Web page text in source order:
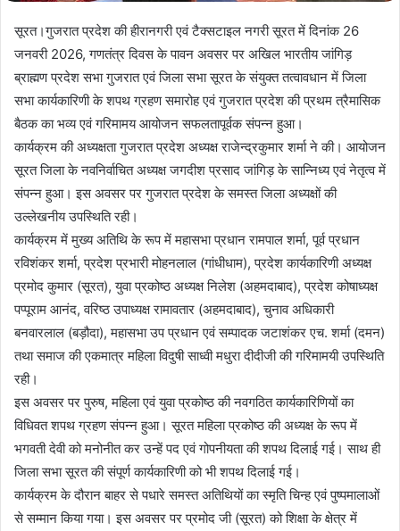
सूरत।गुजरात प्रदेश की हीरानगरी एवं टैक्सटाइल नगरी सूरत में दिनांक 26
जनवरी 2026, गणतंत्र दिवस के पावन अवसर पर अखिल भारतीय जांगिड़
ब्राह्मण प्रदेश सभा गुजरात एवं जिला सभा सूरत के संयुक्त तत्वावधान में जिला
सभा कार्यकारिणी के शपथ ग्रहण समारोह एवं गुजरात प्रदेश की प्रथम त्रैमासिक
बैठक का भव्य एवं गरिमामय आयोजन सफलतापूर्वक संपन्न हुआ।
कार्यक्रम की अध्यक्षता गुजरात प्रदेश अध्यक्ष राजेन्द्रकुमार शर्मा ने की। आयोजन
सूरत जिला के नवनिर्वाचित अध्यक्ष जगदीश प्रसाद जांगिड़ के सान्निध्य एवं नेतृत्व में
संपन्न हुआ। इस अवसर पर गुजरात प्रदेश के समस्त जिला अध्यक्षों की
उल्लेखनीय उपस्थिति रही।
कार्यक्रम में मुख्य अतिथि के रूप में महासभा प्रधान रामपाल शर्मा, पूर्व प्रधान
रविशंकर शर्मा, प्रदेश प्रभारी मोहनलाल (गांधीधाम), प्रदेश कार्यकारिणी अध्यक्ष
प्रमोद कुमार (सूरत), युवा प्रकोष्ठ अध्यक्ष निलेश (अहमदाबाद), प्रदेश कोषाध्यक्ष
पप्पूराम आनंद, वरिष्ठ उपाध्यक्ष रामावतार (अहमदाबाद), चुनाव अधिकारी
बनवारलाल (बड़ौदा), महासभा उप प्रधान एवं सम्पादक जटाशंकर एच. शर्मा (दमन)
तथा समाज की एकमात्र महिला विदुषी साध्वी मधुरा दीदीजी की गरिमामयी उपस्थिति
रही।
इस अवसर पर पुरुष, महिला एवं युवा प्रकोष्ठ की नवगठित कार्यकारिणियों का
विधिवत शपथ ग्रहण संपन्न हुआ। सूरत महिला प्रकोष्ठ की अध्यक्ष के रूप में
भगवती देवी को मनोनीत कर उन्हें पद एवं गोपनीयता की शपथ दिलाई गई। साथ ही
जिला सभा सूरत की संपूर्ण कार्यकारिणी को भी शपथ दिलाई गई।
कार्यक्रम के दौरान बाहर से पधारे समस्त अतिथियों का स्मृति चिन्ह एवं पुष्पमालाओं
से सम्मान किया गया। इस अवसर पर प्रमोद जी (सूरत) को शिक्षा के क्षेत्र में